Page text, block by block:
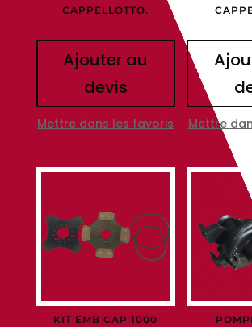
CAPPELLOTTO.
Ajouter au
devis
Mettre dans les favoris Mettre
KIT EMB CAP 1000